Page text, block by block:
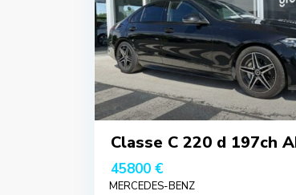
Classe C 220 d 197ch
45800 €
MERCEDES-BENZ